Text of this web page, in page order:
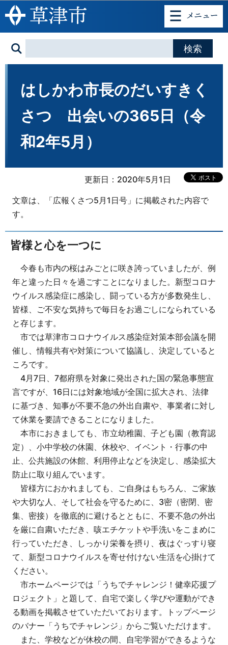
このページの本文へ移動
はしかわ市長のだいすきく
さつ 出会いの365日（令
和2年5月）
更新日：2020年5月1日
文章は、「広報くさつ5月1日号」に掲載された内容で
す。
皆様と心を一つに
今春も市内の桜はみごとに咲き誇っていましたが、例
年と違った日々を過ごすことになりました。新型コロナ
ウイルス感染症に感染し、闘っている方が多数発生し、
皆様、ご不安な気持ちで毎日をお過ごしになられている
と存じます。
市では草津市コロナウイルス感染症対策本部会議を開
催し、情報共有や対策について協議し、決定していると
ころです。
4月7日、7都府県を対象に発出された国の緊急事態宣
言ですが、16日には対象地域が全国に拡大され、法律
に基づき、知事が不要不急の外出自粛や、事業者に対し
て休業を要請できることになりました。
本市におきましても、市立幼稚園、子ども園（教育認
定）、小中学校の休園、休校や、イベント・行事の中
止、公共施設の休館、利用停止などを決定し、感染拡大
防止に取り組んでいます。
皆様方におかれましても、ご自身はもちろん、ご家族
や大切な人、そして社会を守るために、3密（密閉、密
集、密接）を徹底的に避けるとともに、不要不急の外出
を厳に自粛いただき、咳エチケットや手洗いをこまめに
行っていただき、しっかり栄養を摂り、夜はぐっすり寝
て、新型コロナウイルスを寄せ付けない生活を心掛けて
ください。
市ホームページでは「うちでチャレンジ！健幸応援プ
ロジェクト」と題して、自宅で楽しく学びや運動ができ
る動画を掲載させていただいております。トップページ
のバナー「うちでチャレンジ」からご覧いただけます。
また、学校などが休校の間、自宅学習ができるような